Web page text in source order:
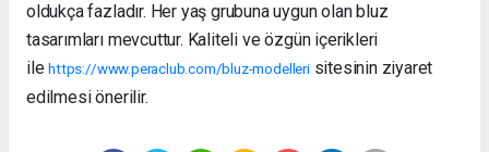
oldukça fazladır. Her yaş grubuna uygun olan bluz
tasarımları mevcuttur. Kaliteli ve özgün içerikleri
ilehttps://www.peraclub.com/bluz-modellerisitesinin ziyaret
edilmesi önerilir.